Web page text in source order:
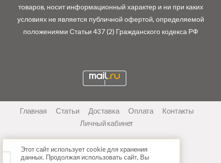
товаров, носит информационный характер и ни при каких
условиях не является публичной офертой, определяемой
положениями Статьи 437 (2) Гражданского кодекса РФ
Главная Статьи Доставка Оплата
Контакты
Личный кабинет
Этот сайт использует cookie для хранения
данных. Продолжая использовать сайт, Вы